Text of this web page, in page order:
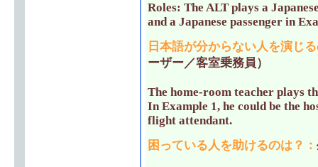
Roles: The ALT plays a
and a Japanese passenger in
日本語が分からない人を演じ
ーザー／客室乗務員）
The home-room teacher plays
In Example 1, he could be the
flight attendant.
困っている人を助けるのは？ ：